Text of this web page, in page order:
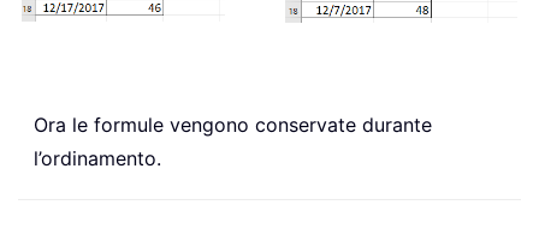
Ora le formule vengono conservate durante
l’ordinamento.